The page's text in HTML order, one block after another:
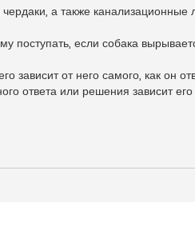
а также канализационные
поступать, если собака
зависит от него самого, как он
ответа или решения зависит